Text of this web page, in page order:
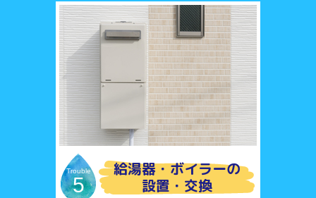
Trouble
5
給湯器・ボイラーの
設置・交換